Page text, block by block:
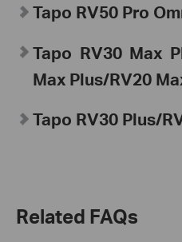
Tapo RV50 Pro
Tapo RV30 Max
Max Plus/RV20
Tapo RV30 Plus/
Related FAQs